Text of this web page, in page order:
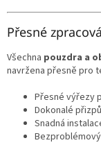
Přesné
Všechna pouzdra a
navržena přesně pro
Přesné výřezy
Dokonalé
Snadná